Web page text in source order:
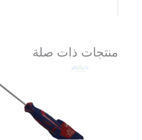
منتجات ذات صلة